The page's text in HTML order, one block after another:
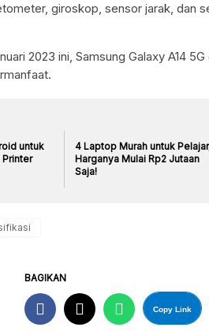
giroskop, sensor jarak, dan
2023 ini, Samsung Galaxy A14 5G
untuk
4 Laptop Murah untuk
Harganya Mulai Rp2 Jutaan
Saja!
BAGIKAN
Copy Link